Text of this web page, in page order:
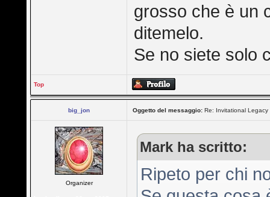
grosso che è un
ditemelo.
Se no siete solo
Top
big_jon Oggetto del messaggio: Re: Invitational Legacy
Organizer
Mark ha scritto:
Ripeto per chi